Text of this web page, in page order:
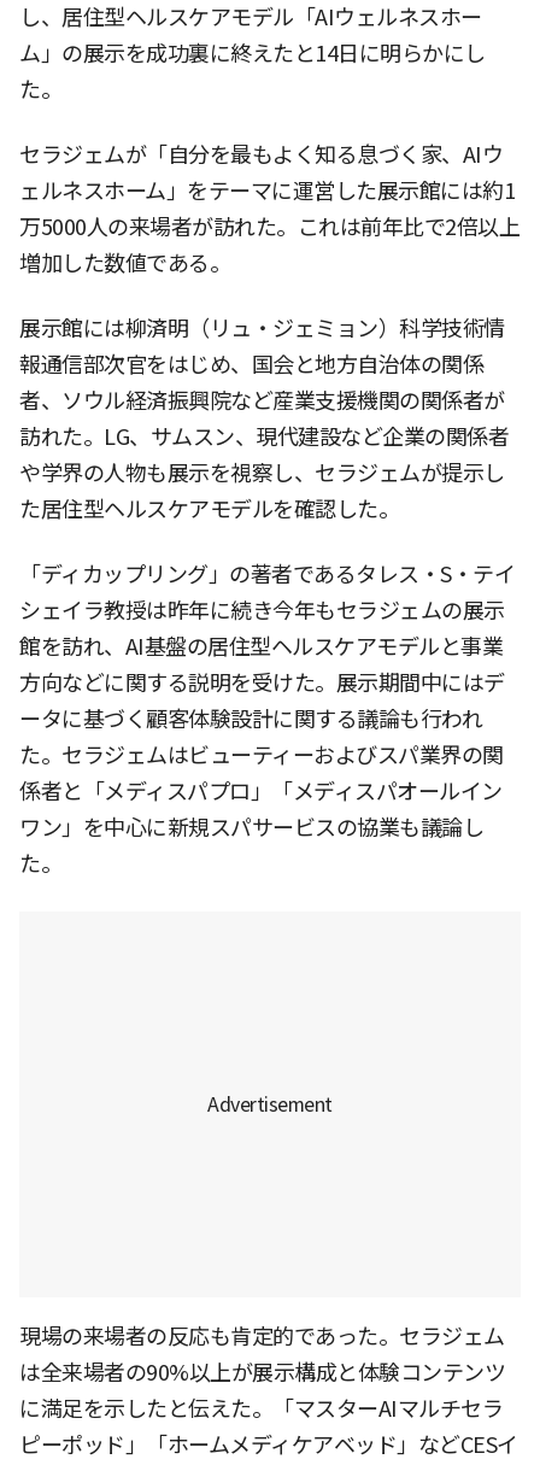
し、居住型ヘルスケアモデル「AIウェルネスホー
ム」の展示を成功裏に終えたと14日に明らかにし
た。
セラジェムが「自分を最もよく知る息づく家、AIウ
ェルネスホーム」をテーマに運営した展示館には約1
万5000人の来場者が訪れた。これは前年比で2倍以上
増加した数値である。
展示館には柳済明（リュ・ジェミョン）科学技術情
報通信部次官をはじめ、国会と地方自治体の関係
者、ソウル経済振興院など産業支援機関の関係者が
訪れた。LG、サムスン、現代建設など企業の関係者
や学界の人物も展示を視察し、セラジェムが提示し
た居住型ヘルスケアモデルを確認した。
「ディカップリング」の著者であるタレス・S・テイ
シェイラ教授は昨年に続き今年もセラジェムの展示
館を訪れ、AI基盤の居住型ヘルスケアモデルと事業
方向などに関する説明を受けた。展示期間中にはデ
ータに基づく顧客体験設計に関する議論も行われ
た。セラジェムはビューティーおよびスパ業界の関
係者と「メディスパプロ」「メディスパオールイン
ワン」を中心に新規スパサービスの協業も議論し
た。
現場の来場者の反応も肯定的であった。セラジェム
は全来場者の90%以上が展示構成と体験コンテンツ
に満足を示したと伝えた。「マスターAIマルチセラ
ピーポッド」「ホームメディケアベッド」などCESイ